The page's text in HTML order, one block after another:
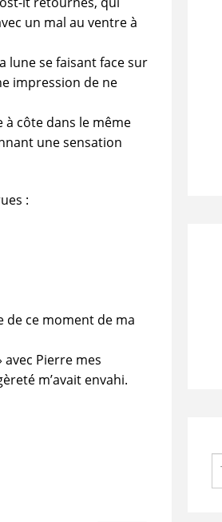
un mal au ventre à
lune se faisant face sur
impression de ne
à côte dans le même
une sensation
:
de ce moment de ma
Pierre mes
m’avait envahi.